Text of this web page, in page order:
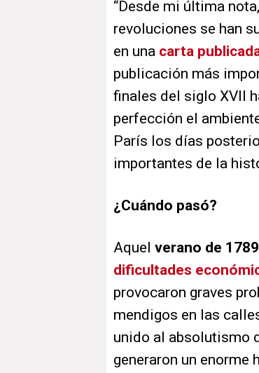
“Desde mi última
revoluciones se han
en una carta
publicación más
finales del siglo XVII
perfección el
París los días
importantes de la
¿Cuándo pasó?
Aquel verano de 1789
dificultades
provocaron graves
mendigos en las
unido al absolutismo
generaron un